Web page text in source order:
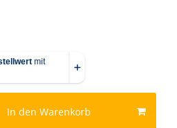
In den Warenkorb